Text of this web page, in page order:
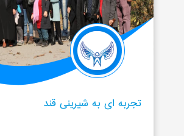
تجربه ای به شیرینی قند